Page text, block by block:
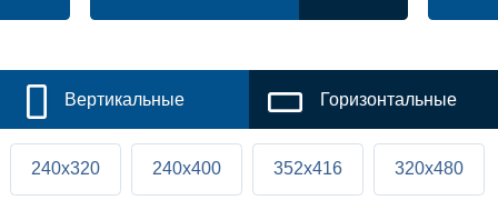
Вертикальные Горизонтальные
240x320 240x400 352x416 320x480